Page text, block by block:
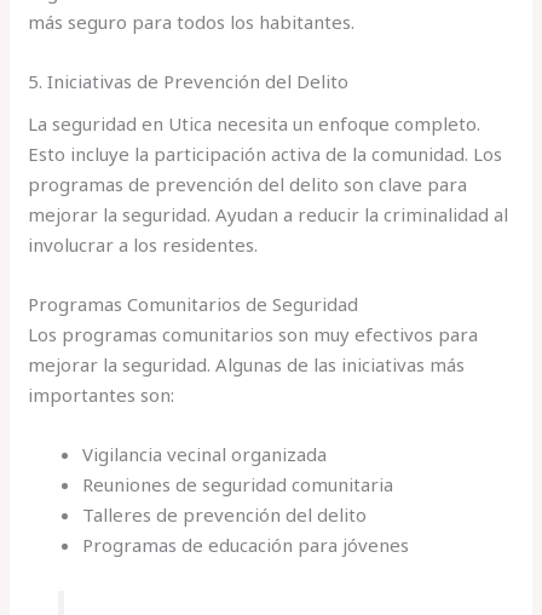
más seguro para todos los habitantes.
5. Iniciativas de Prevención del Delito
La seguridad en Utica necesita un enfoque completo.
Esto incluye la participación activa de la comunidad. Los
programas de prevención del delito son clave para
mejorar la seguridad. Ayudan a reducir la criminalidad al
involucrar a los residentes.
Programas Comunitarios de Seguridad
Los programas comunitarios son muy efectivos para
mejorar la seguridad. Algunas de las iniciativas más
importantes son:
Vigilancia vecinal organizada
Reuniones de seguridad comunitaria
Talleres de prevención del delito
Programas de educación para jóvenes